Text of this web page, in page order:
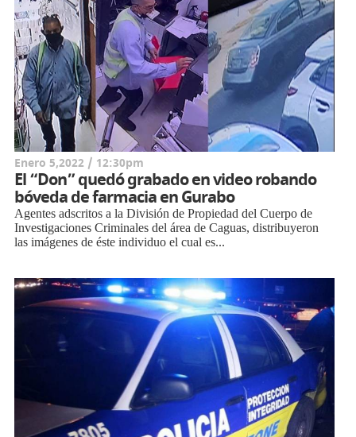
Enero 5,2022 / 12:30pm
El “Don” quedó grabado en video robando
bóveda de farmacia en Gurabo
Agentes adscritos a la División de Propiedad del Cuerpo de
Investigaciones Criminales del área de Caguas, distribuyeron
las imágenes de éste individuo el cual es...